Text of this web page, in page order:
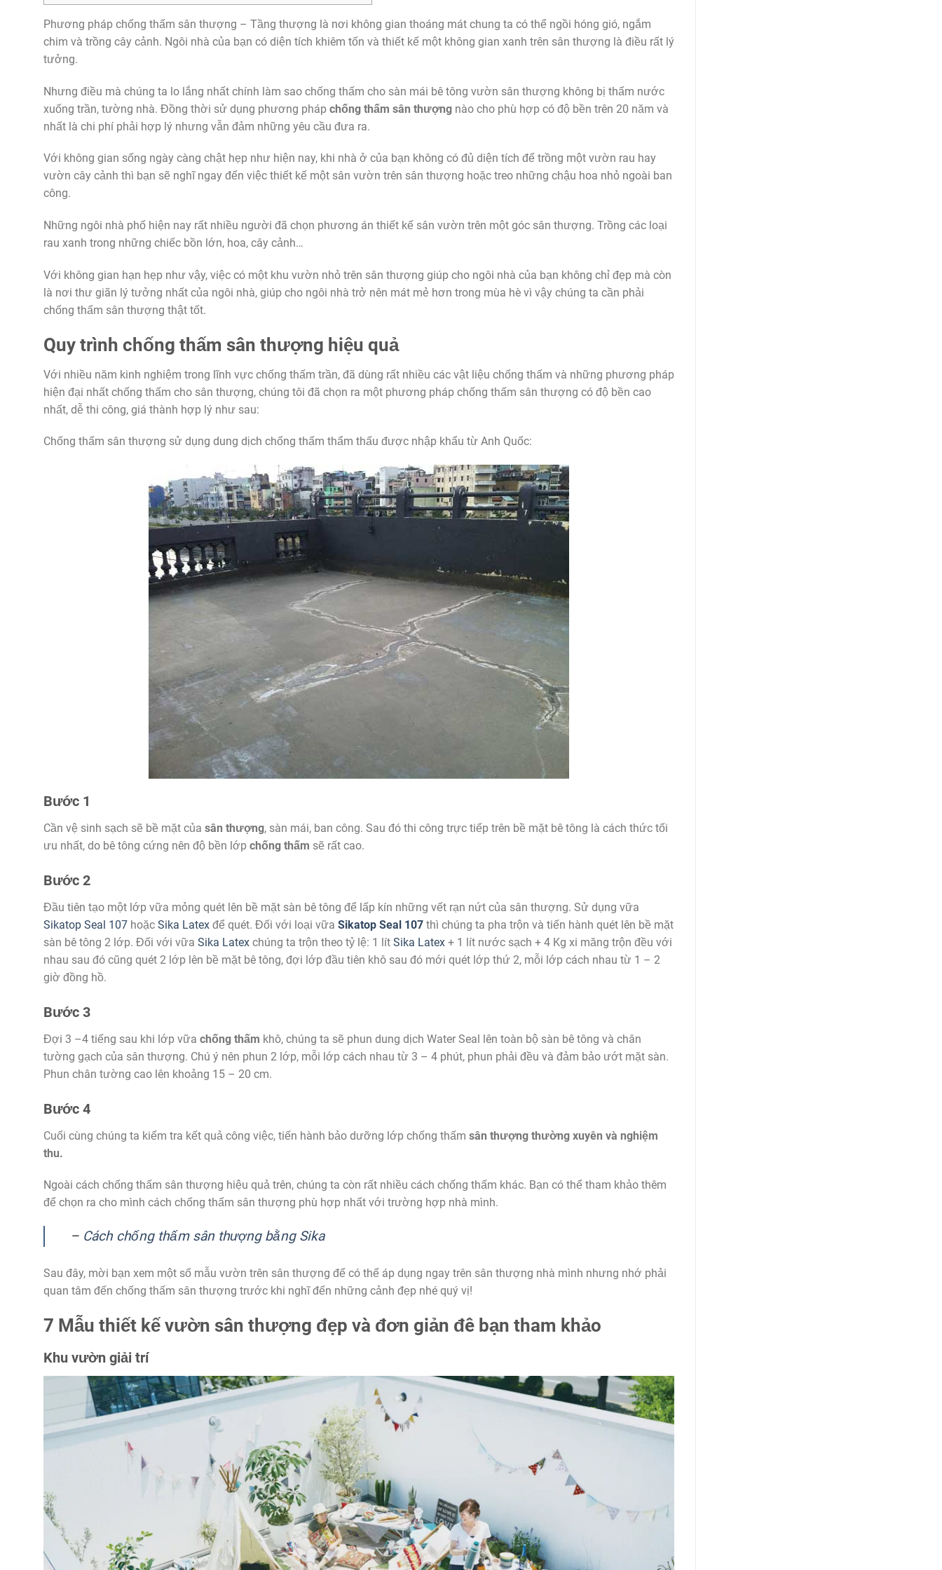
Phương pháp chống thấm sân thượng – Tầng thượng là nơi không gian thoáng mát chung ta có thể ngồi hóng gió, ngắm
chim và trồng cây cảnh. Ngôi nhà của bạn có diện tích khiêm tốn và thiết kế một không gian xanh trên sân thượng là điều rất lý
tưởng.
Nhưng điều mà chúng ta lo lắng nhất chính làm sao chống thấm cho sàn mái bê tông vườn sân thượng không bị thấm nước
xuống trần, tường nhà. Đồng thời sử dụng phương pháp chống thấm sân thượng nào cho phù hợp có độ bền trên 20 năm và
nhất là chi phí phải hợp lý nhưng vẫn đảm những yêu cầu đưa ra.
Với không gian sống ngày càng chật hẹp như hiện nay, khi nhà ở của bạn không có đủ diện tích để trồng một vườn rau hay
vườn cây cảnh thì bạn sẽ nghĩ ngay đến việc thiết kế một sân vườn trên sân thượng hoặc treo những chậu hoa nhỏ ngoài ban
công.
Những ngôi nhà phố hiện nay rất nhiều người đã chọn phương án thiết kế sân vườn trên một góc sân thượng. Trồng các loại
rau xanh trong những chiếc bồn lớn, hoa, cây cảnh…
Với không gian hạn hẹp như vậy, việc có một khu vườn nhỏ trên sân thượng giúp cho ngôi nhà của bạn không chỉ đẹp mà còn
là nơi thư giãn lý tưởng nhất của ngôi nhà, giúp cho ngôi nhà trở nên mát mẻ hơn trong mùa hè vì vậy chúng ta cần phải
chống thấm sân thượng thật tốt.
Quy trình chống thấm sân thượng hiệu quả
Với nhiều năm kinh nghiệm trong lĩnh vực chống thấm trần, đã dùng rất nhiều các vật liệu chống thấm và những phương pháp
hiện đại nhất chống thấm cho sân thượng, chúng tôi đã chọn ra một phương pháp chống thấm sân thượng có độ bền cao
nhất, dễ thi công, giá thành hợp lý như sau:
Chống thấm sân thượng sử dụng dung dịch chống thấm thẩm thấu được nhập khẩu từ Anh Quốc:
Bước 1
Cần vệ sinh sạch sẽ bề mặt của sân thượng, sàn mái, ban công. Sau đó thi công trực tiếp trên bề mặt bê tông là cách thức tối
ưu nhất, do bê tông cứng nên độ bền lớp chống thấm sẽ rất cao.
Bước 2
Đầu tiên tạo một lớp vữa mỏng quét lên bề mặt sàn bê tông để lấp kín những vết rạn nứt của sân thượng. Sử dụng vữa
Sikatop Seal 107 hoặc Sika Latex để quét. Đối với loại vữa Sikatop Seal 107 thì chúng ta pha trộn và tiến hành quét lên bề mặt
sàn bê tông 2 lớp. Đối với vữa Sika Latex chúng ta trộn theo tỷ lệ: 1 lít Sika Latex + 1 lít nước sạch + 4 Kg xi măng trộn đều với
nhau sau đó cũng quét 2 lớp lên bề mặt bê tông, đợi lớp đầu tiên khô sau đó mới quét lớp thứ 2, mỗi lớp cách nhau từ 1 – 2
giờ đồng hồ.
Bước 3
Đợi 3 –4 tiếng sau khi lớp vữa chống thấm khô, chúng ta sẽ phun dung dịch Water Seal lên toàn bộ sàn bê tông và chân
tường gạch của sân thượng. Chú ý nên phun 2 lớp, mỗi lớp cách nhau từ 3 – 4 phút, phun phải đều và đảm bảo ướt mặt sàn.
Phun chân tường cao lên khoảng 15 – 20 cm.
Bước 4
Cuối cùng chúng ta kiểm tra kết quả công việc, tiến hành bảo dưỡng lớp chống thấm sân thượng thường xuyên và nghiệm
thu.
Ngoài cách chống thấm sân thượng hiệu quả trên, chúng ta còn rất nhiều cách chống thấm khác. Bạn có thể tham khảo thêm
để chọn ra cho mình cách chống thấm sân thượng phù hợp nhất với trường hợp nhà mình.
– Cách chống thấm sân thượng bằng Sika
Sau đây, mời bạn xem một số mẫu vườn trên sân thượng để có thể áp dụng ngay trên sân thượng nhà mình nhưng nhớ phải
quan tâm đến chống thấm sân thượng trước khi nghĩ đến những cảnh đẹp nhé quý vị!
7 Mẫu thiết kế vườn sân thượng đẹp và đơn giản đê bạn tham khảo
Khu vườn giải trí